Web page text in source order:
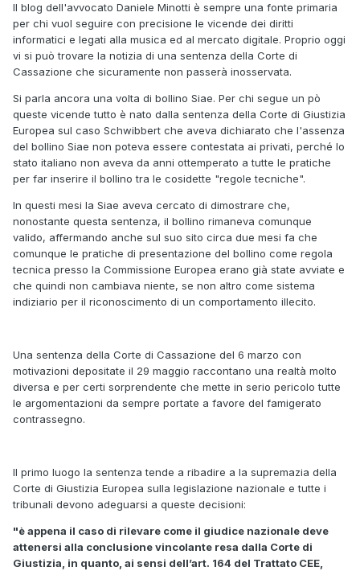
Il blog dell'avvocato Daniele Minotti è sempre una fonte primaria
per chi vuol seguire con precisione le vicende dei diritti
informatici e legati alla musica ed al mercato digitale. Proprio oggi
vi si può trovare la notizia di una sentenza della Corte di
Cassazione che sicuramente non passerà inosservata.
Si parla ancora una volta di bollino Siae. Per chi segue un pò
queste vicende tutto è nato dalla sentenza della Corte di Giustizia
Europea sul caso Schwibbert che aveva dichiarato che l'assenza
del bollino Siae non poteva essere contestata ai privati, perché lo
stato italiano non aveva da anni ottemperato a tutte le pratiche
per far inserire il bollino tra le cosidette "regole tecniche".
In questi mesi la Siae aveva cercato di dimostrare che,
nonostante questa sentenza, il bollino rimaneva comunque
valido, affermando anche sul suo sito circa due mesi fa che
comunque le pratiche di presentazione del bollino come regola
tecnica presso la Commissione Europea erano già state avviate e
che quindi non cambiava niente, se non altro come sistema
indiziario per il riconoscimento di un comportamento illecito.
Una sentenza della Corte di Cassazione del 6 marzo con
motivazioni depositate il 29 maggio raccontano una realtà molto
diversa e per certi sorprendente che mette in serio pericolo tutte
le argomentazioni da sempre portate a favore del famigerato
contrassegno.
Il primo luogo la sentenza tende a ribadire a la supremazia della
Corte di Giustizia Europea sulla legislazione nazionale e tutte i
tribunali devono adeguarsi a queste decisioni:
"è appena il caso di rilevare come il giudice nazionale deve
attenersi alla conclusione vincolante resa dalla Corte di
Giustizia, in quanto, ai sensi dell’art. 164 del Trattato CEE,